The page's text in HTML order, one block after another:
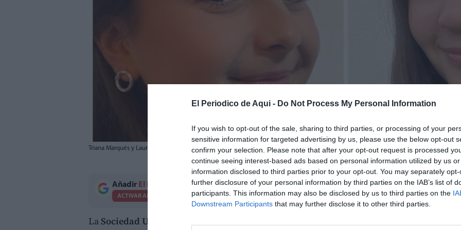
El Periodico de Aqui - Do Not Process My Personal Information
If you wish to opt-out of the sale, sharing to third parties, or processing of your
sensitive information for targeted advertising by us, please use the below opt-out
confirm your selection. Please note that after your opt-out request is processed
continue seeing interest-based ads based on personal information utilized by us
information disclosed to third parties prior to your opt-out. You may separately
further disclosure of your personal information by third parties on the IAB’s list of
participants. This information may also be disclosed by us to third parties on the
Downstream Participants that may further disclose it to other third parties.
Triana Marqués y Laura Gómez. EPDA
Añadir El Periodico de Aquícomo fuente preferida de Google de forma gratuita.
ACTIVAR AHORA
La Sociedad Unión Musical Casinense